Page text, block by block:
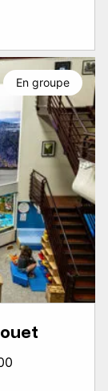
En groupe